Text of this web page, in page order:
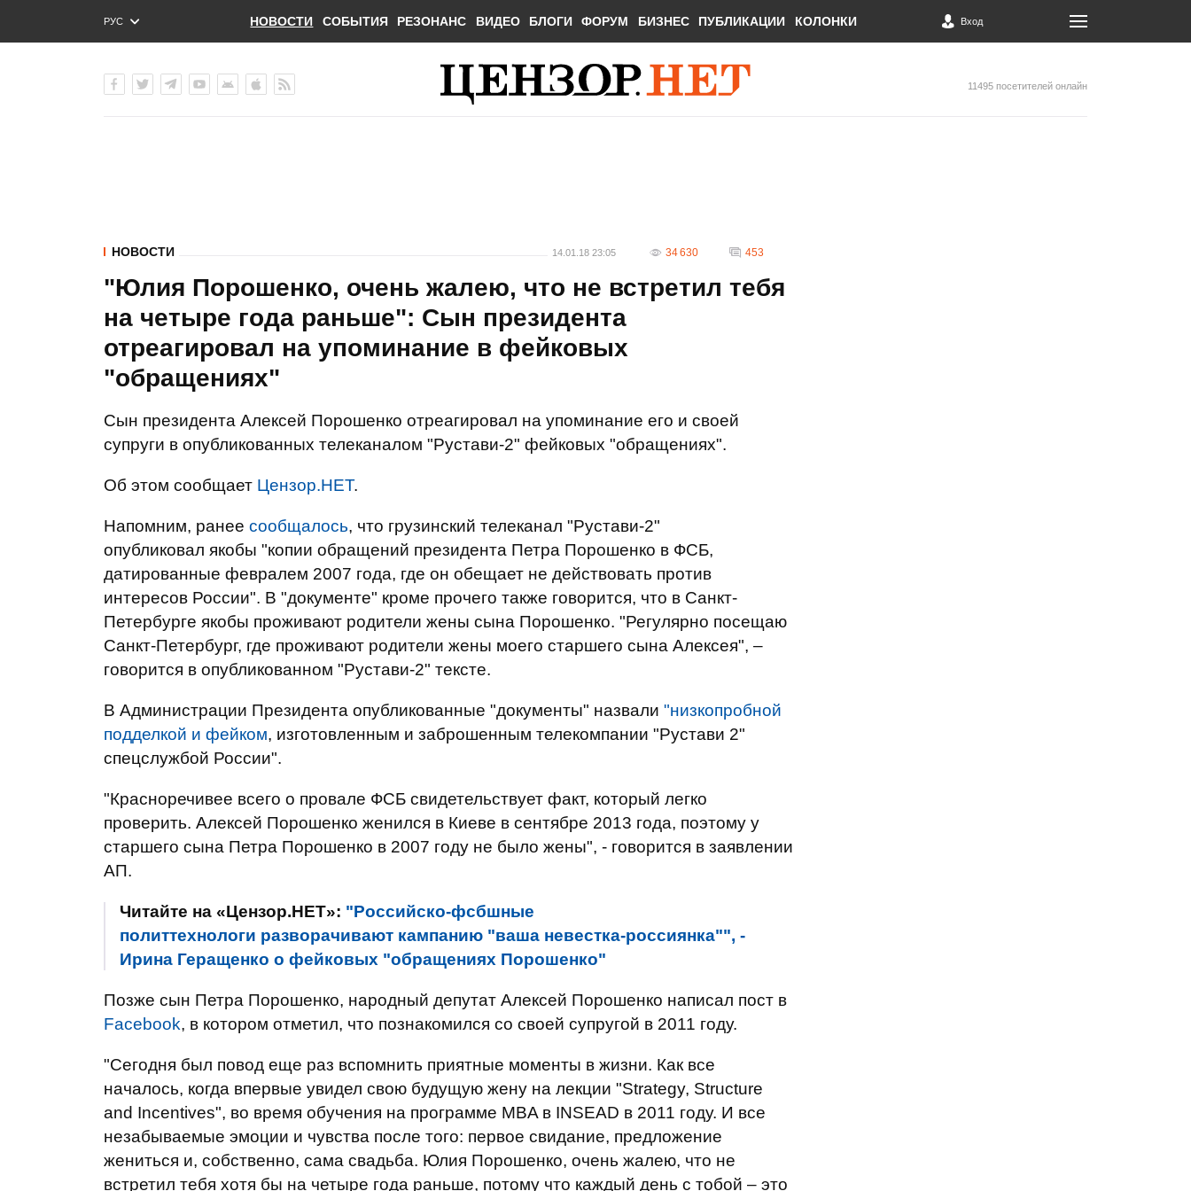
РУС
ENG
НОВОСТИ СОБЫТИЯ РЕЗОНАНС ВИДЕО БЛОГИ ФОРУМ БИЗНЕС ПУБЛИКАЦИИ КОЛОНКИ Вход
11495 посетителей онлайн
НОВОСТИ 14.01.18 23:05 34 630 453
"Юлия Порошенко, очень жалею, что не встретил тебя
на четыре года раньше": Сын президента
отреагировал на упоминание в фейковых
"обращениях"
Сын президента Алексей Порошенко отреагировал на упоминание его и своей
супруги в опубликованных телеканалом "Рустави-2" фейковых "обращениях".
Об этом сообщает Цензор.НЕТ.
Напомним, ранее сообщалось, что грузинский телеканал "Рустави-2"
опубликовал якобы "копии обращений президента Петра Порошенко в ФСБ,
датированные февралем 2007 года, где он обещает не действовать против
интересов России". В "документе" кроме прочего также говорится, что в Санкт-
Петербурге якобы проживают родители жены сына Порошенко. "Регулярно посещаю
Санкт-Петербург, где проживают родители жены моего старшего сына Алексея", –
говорится в опубликованном "Рустави-2" тексте.
В Администрации Президента опубликованные "документы" назвали "низкопробной
подделкой и фейком, изготовленным и заброшенным телекомпании "Рустави 2"
спецслужбой России".
"Красноречивее всего о провале ФСБ свидетельствует факт, который легко
проверить. Алексей Порошенко женился в Киеве в сентябре 2013 года, поэтому у
старшего сына Петра Порошенко в 2007 году не было жены", - говорится в заявлении
АП.
Читайте на «Цензор.НЕТ»: "Российско-фсбшные
политтехнологи разворачивают кампанию "ваша невестка-россиянка"", -
Ирина Геращенко о фейковых "обращениях Порошенко"
Позже сын Петра Порошенко, народный депутат Алексей Порошенко написал пост в
Facebook, в котором отметил, что познакомился со своей супругой в 2011 году.
"Сегодня был повод еще раз вспомнить приятные моменты в жизни. Как все
началось, когда впервые увидел свою будущую жену на лекции "Strategy, Structure
and Incentives", во время обучения на программе MBA в INSEAD в 2011 году. И все
незабываемые эмоции и чувства после того: первое свидание, предложение
жениться и, собственно, сама свадьба. Юлия Порошенко, очень жалею, что не
встретил тебя хотя бы на четыре года раньше, потому что каждый день с тобой – это